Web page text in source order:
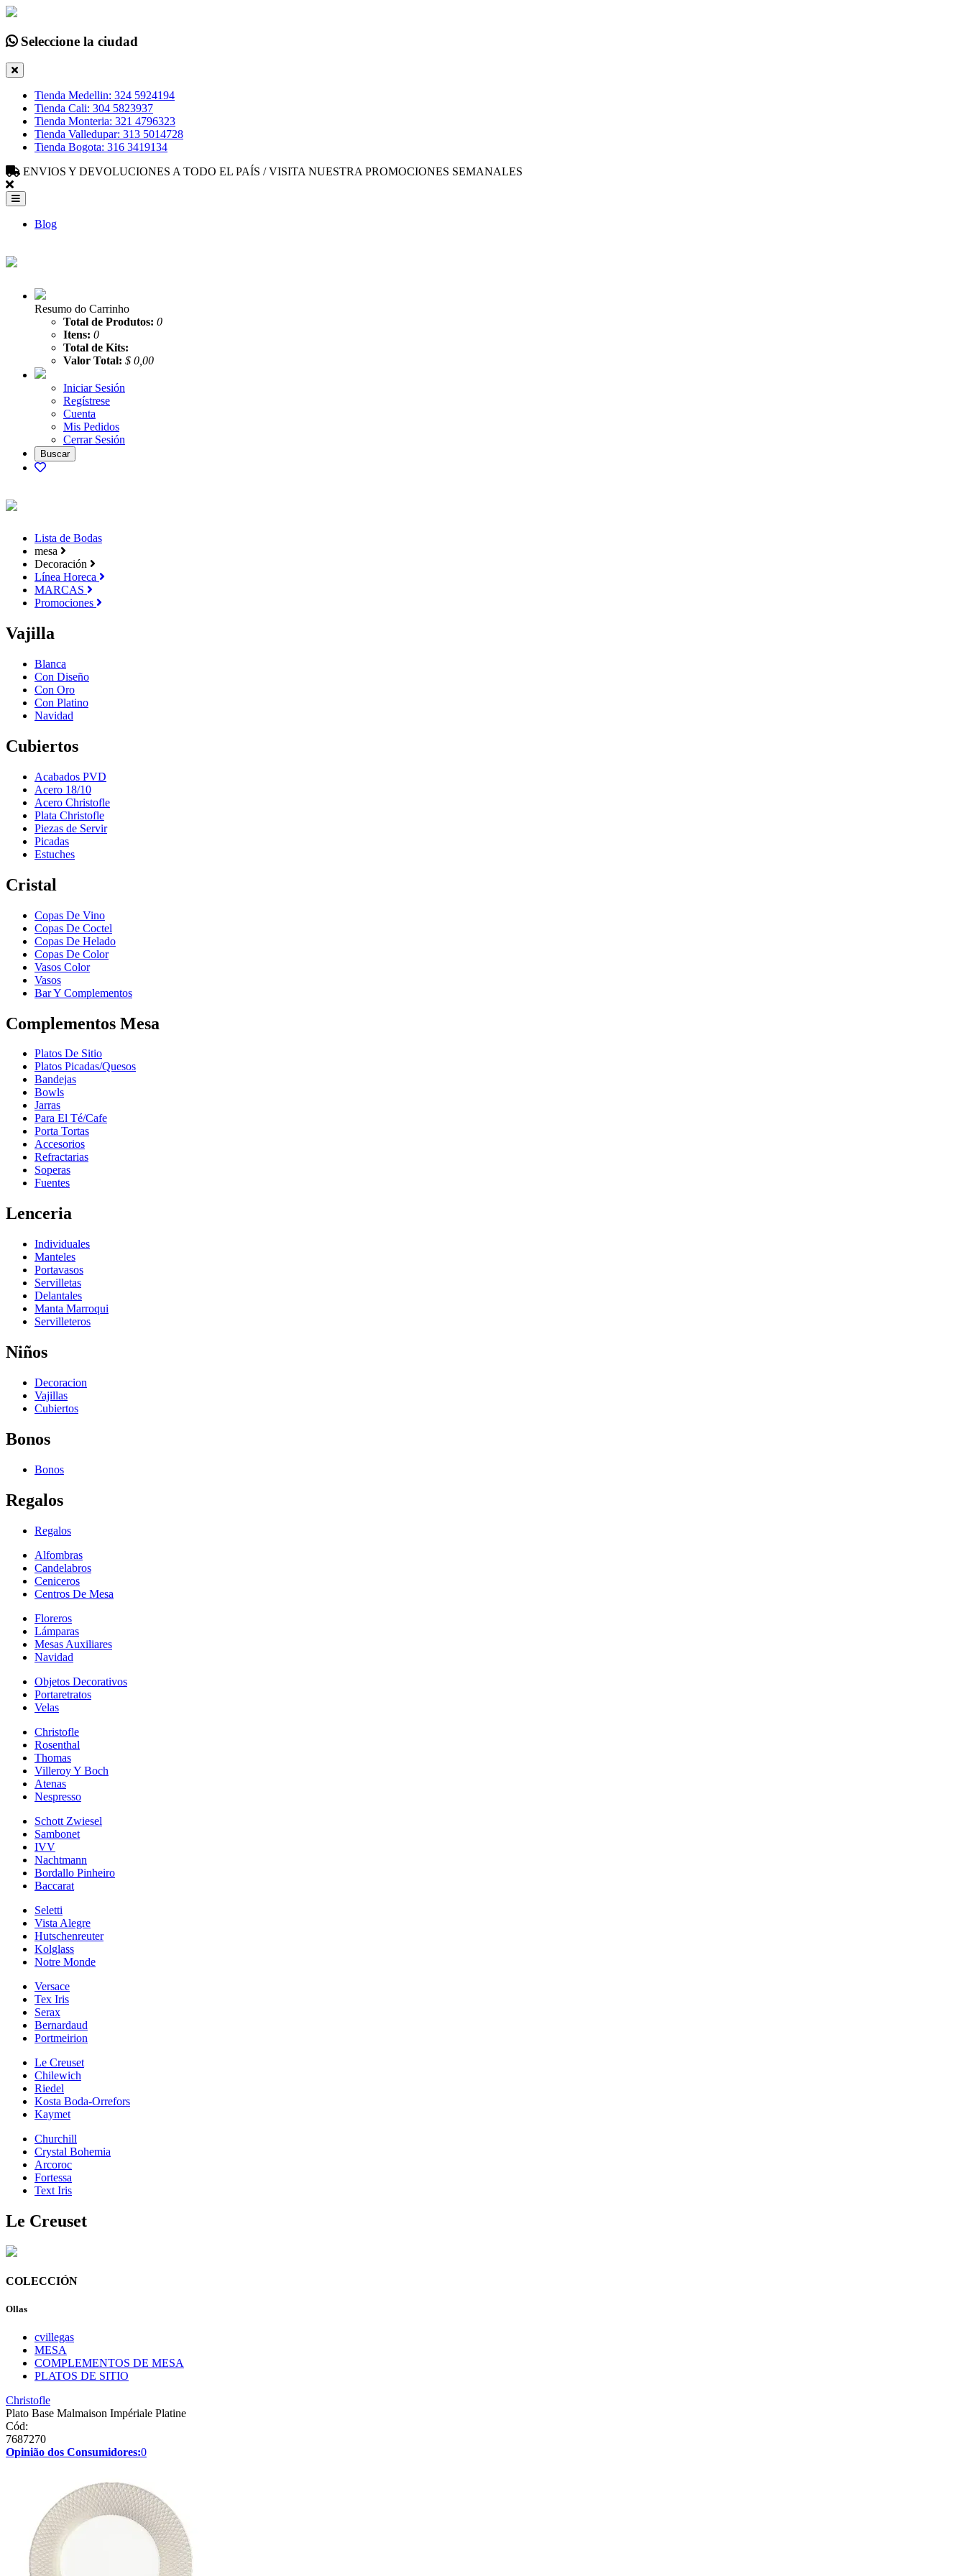
Seleccione la ciudad
Tienda Medellin: 324 5924194
Tienda Cali: 304 5823937
Tienda Monteria: 321 4796323
Tienda Valledupar: 313 5014728
Tienda Bogota: 316 3419134
ENVIOS Y DEVOLUCIONES A TODO EL PAÍS / VISITA NUESTRA PROMOCIONES SEMANALES
Blog
Resumo do Carrinho
Total de Produtos: 0
Itens: 0
Total de Kits:
Valor Total: $ 0,00
Iniciar Sesión
Regístrese
Cuenta
Mis Pedidos
Cerrar Sesión
Lista de Bodas
mesa
Decoración
Línea Horeca
MARCAS
Promociones
Vajilla
Blanca
Con Diseño
Con Oro
Con Platino
Navidad
Cubiertos
Acabados PVD
Acero 18/10
Acero Christofle
Plata Christofle
Piezas de Servir
Picadas
Estuches
Cristal
Copas De Vino
Copas De Coctel
Copas De Helado
Copas De Color
Vasos Color
Vasos
Bar Y Complementos
Complementos Mesa
Platos De Sitio
Platos Picadas/Quesos
Bandejas
Bowls
Jarras
Para El Té/Cafe
Porta Tortas
Accesorios
Refractarias
Soperas
Fuentes
Lenceria
Individuales
Manteles
Portavasos
Servilletas
Delantales
Manta Marroqui
Servilleteros
Niños
Decoracion
Vajillas
Cubiertos
Bonos
Bonos
Regalos
Regalos
Alfombras
Candelabros
Ceniceros
Centros De Mesa
Floreros
Lámparas
Mesas Auxiliares
Navidad
Objetos Decorativos
Portaretratos
Velas
Christofle
Rosenthal
Thomas
Villeroy Y Boch
Atenas
Nespresso
Schott Zwiesel
Sambonet
IVV
Nachtmann
Bordallo Pinheiro
Baccarat
Seletti
Vista Alegre
Hutschenreuter
Kolglass
Notre Monde
Versace
Tex Iris
Serax
Bernardaud
Portmeirion
Le Creuset
Chilewich
Riedel
Kosta Boda-Orrefors
Kaymet
Churchill
Crystal Bohemia
Arcoroc
Fortessa
Text Iris
Le Creuset
COLECCIÓN
Ollas
cvillegas
MESA
COMPLEMENTOS DE MESA
PLATOS DE SITIO
Christofle
Plato Base Malmaison Impériale Platine
Cód:
7687270
Opinião dos Consumidores:0